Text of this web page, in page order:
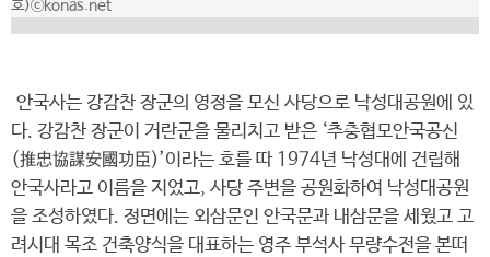
호)ⓒkonas.net
안국사는 강감찬 장군의 영정을 모신 사당으로 낙성대공원에 있
다. 강감찬 장군이 거란군을 물리치고 받은 ‘추충협모안국공신
(推忠協謀安國功臣)’이라는 호를 따 1974년 낙성대에 건립해
안국사라고 이름을 지었고, 사당 주변을 공원화하여 낙성대공원
을 조성하였다. 정면에는 외삼문인 안국문과 내삼문을 세웠고 고
려시대 목조 건축양식을 대표하는 영주 부석사 무량수전을 본떠